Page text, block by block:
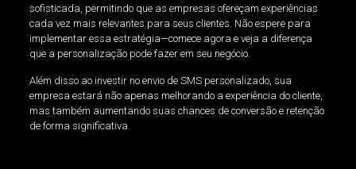
sofisticada, permitindo que as empresas ofereçam experiências
cada vez mais relevantes para seus clientes. Não espere para
implementar essa estratégia—comece agora e veja a diferença
que a personalização pode fazer em seu negócio.
Além disso ao investir no envio de SMS personalizado, sua
empresa estará não apenas melhorando a experiência do cliente,
mas também aumentando suas chances de conversão e retenção
de forma significativa.